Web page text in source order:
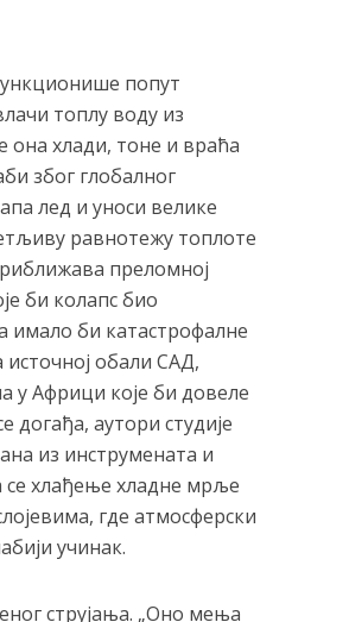
попут
топлу воду из
она хлади, тоне и враћа
због глобалног
лед и уноси велике
равнотежу топлоте
преломној
би колапс био
имало би катастрофалне
обали САД,
у Африци које би довеле
догађа, аутори студије
из инструмената и
се хлађење хладне мрље
где атмосферски
учинак.
струјања. „Оно мења